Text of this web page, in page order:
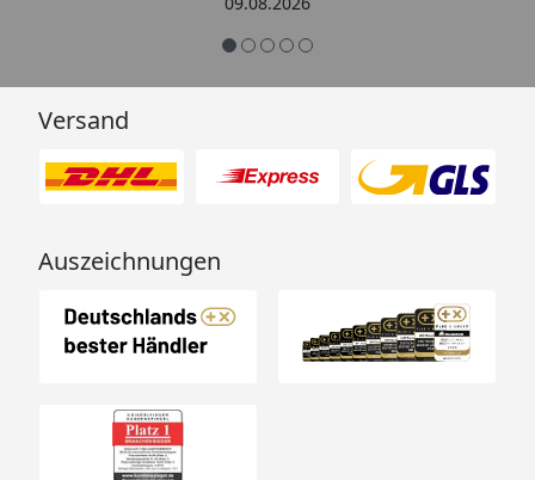
Menschen mit Verstand und nicht
nichtssagende Antworten schickt
(auch dass ist leider immer öfter
Versand
Auszeichnungen